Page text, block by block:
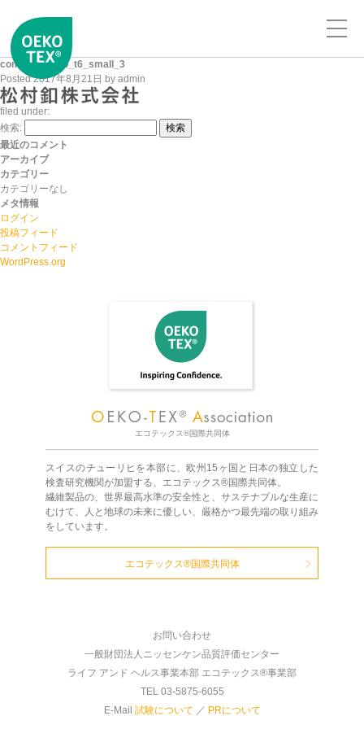
company_logo_t6_small_3
Posted2017年8月21日 by admin
filed under:
検索:
検索
最近のコメント
アーカイブ
カテゴリー
カテゴリーなし
メタ情報
ログイン
投稿フィード
コメントフィード
WordPress.org
エコテックス®国際共同体
スイスのチューリヒを本部に、欧州15ヶ国と日本の独立した
検査研究機関が加盟する、エコテックス®国際共同体。
繊維製品の、世界最高水準の安全性と、サステナブルな生産に
むけて、人と地球の未来に優しい、厳格かつ最先端の取り組み
をしています。
エコテックス®国際共同体
お問い合わせ
一般財団法人ニッセンケン品質評価センター
ライフ アンド ヘルス事業本部 エコテックス®事業部
TEL 03-5875-6055
E-Mail 試験について ／ PRについて